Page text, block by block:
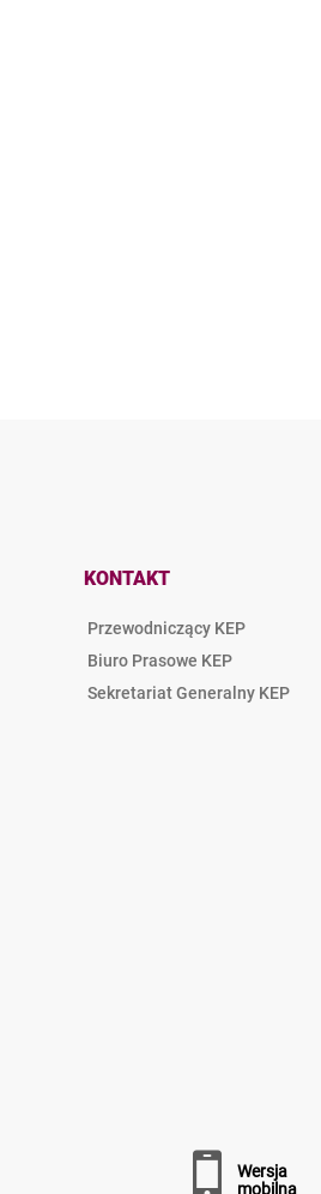
KONTAKT
Przewodniczący KEP
Biuro Prasowe KEP
Sekretariat Generalny KEP
wersja
mobilna